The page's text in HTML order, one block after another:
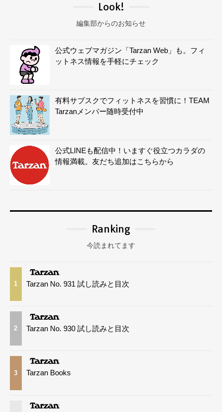
Look!
編集部からのお知らせ
公式ウェブマガジン「Tarzan Web」も。フィ
ットネス情報を手軽にチェック
有料サブスクでフィットネスを習慣に！TEAM
Tarzanメンバー随時受付中
公式LINEも配信中！いますぐ役立つカラダの
情報満載。友だち追加はこちらから
Ranking
今読まれてます
1 Tarzan No. 931 試し読みと目次
2 Tarzan No. 930 試し読みと目次
3 Tarzan Books